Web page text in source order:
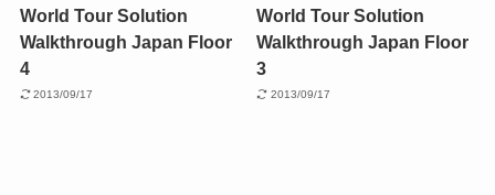
World Tour Solution
Walkthrough Japan Floor
4
2013/09/17
World Tour Solution
Walkthrough Japan Floor
3
2013/09/17